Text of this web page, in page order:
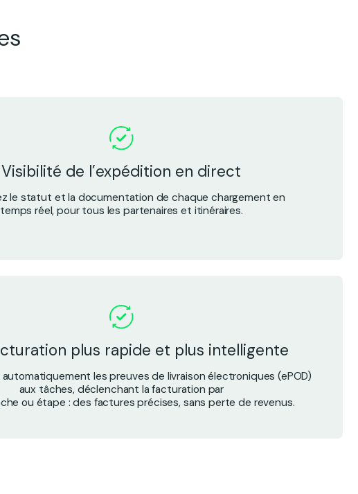
Visibilité de l’expédition en direct
le statut et la documentation de chaque chargement en
temps réel, pour tous les partenaires et itinéraires.
plus rapide et plus intelligente
automatiquement les preuves de livraison électroniques (ePOD)
aux tâches, déclenchant la facturation par
ou étape : des factures précises, sans perte de revenus.